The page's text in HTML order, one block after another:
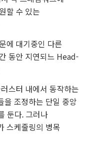
할 수 있는
에 대기중인 다른
동안 지연되느 Head-
스터 내에서 동작하는
을 조정하는 단일 중앙
둔다. 그러나
스케줄링의 병목